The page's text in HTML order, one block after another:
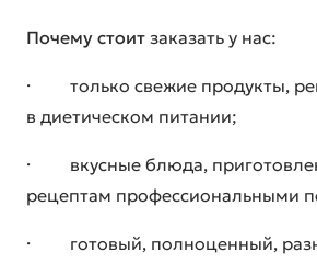
Почему стоит заказать у нас:
· только свежие продукты,
в диетическом питании;
· вкусные блюда,
рецептам профессиональными
· готовый, полноценный,